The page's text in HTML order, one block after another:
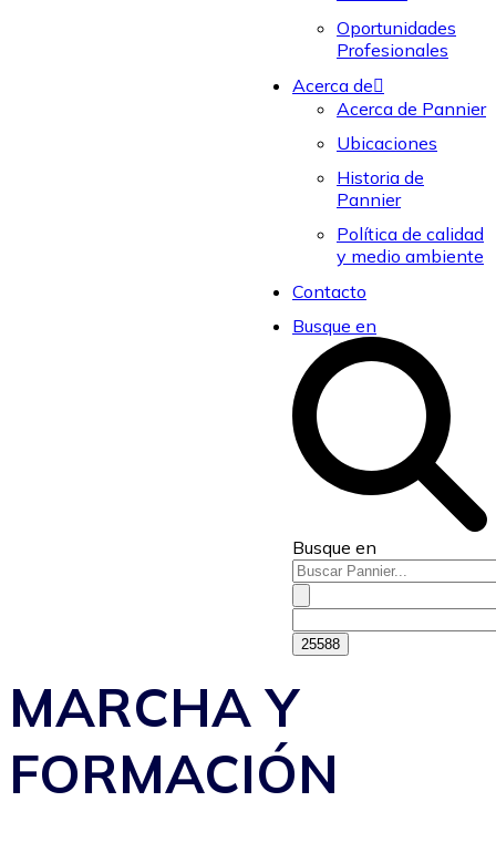
Oportunidades
Profesionales
Acerca de
Acerca de Pannier
Ubicaciones
Historia de
Pannier
Política de calidad
y medio ambiente
Contacto
Busque en
Busque en
MARCHA Y
FORMACIÓN